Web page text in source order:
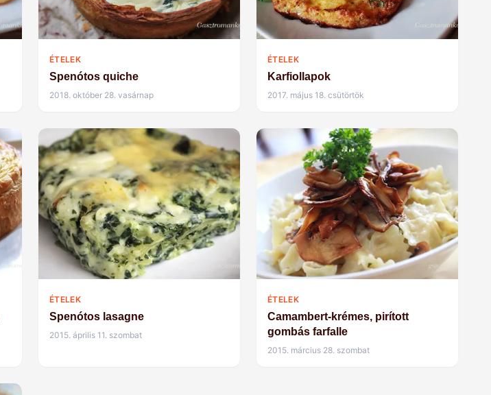
ÉTELEK
Spenótos quiche
2018. október 28. vasárnap
ÉTELEK
Karfiollapok
2017. május 18. csütörtök
ÉTELEK
Spenótos lasagne
2015. április 11. szombat
ÉTELEK
Camambert-krémes, pirított
gombás farfalle
2015. március 28. szombat